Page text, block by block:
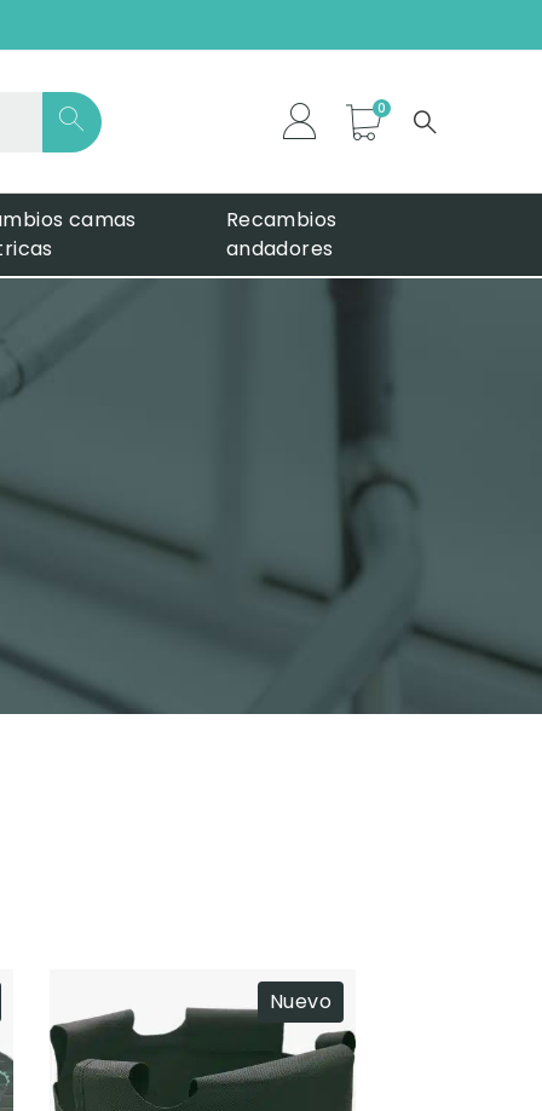
camas
Recambios
andadores
Nuevo